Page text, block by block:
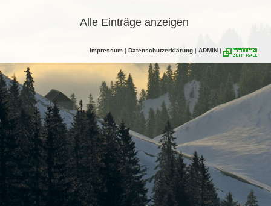
Alle Einträge anzeigen
Impressum | Datenschutzerklärung | ADMIN |